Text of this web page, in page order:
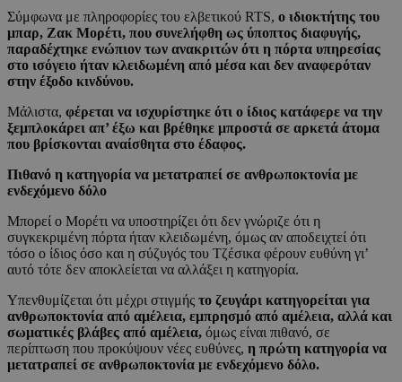
Σύμφωνα με πληροφορίες του ελβετικού RTS, ο ιδιοκτήτης του
μπαρ, Ζακ Μορέτι, που συνελήφθη ως ύποπτος διαφυγής,
παραδέχτηκε ενώπιον των ανακριτών ότι η πόρτα υπηρεσίας
στο ισόγειο ήταν κλειδωμένη από μέσα και δεν αναφερόταν
στην έξοδο κινδύνου.
Μάλιστα, φέρεται να ισχυρίστηκε ότι ο ίδιος κατάφερε να την
ξεμπλοκάρει απ’ έξω και βρέθηκε μπροστά σε αρκετά άτομα
που βρίσκονται αναίσθητα στο έδαφος.
Πιθανό η κατηγορία να μετατραπεί σε ανθρωποκτονία με
ενδεχόμενο δόλο
Μπορεί ο Μορέτι να υποστηρίζει ότι δεν γνώριζε ότι η
συγκεκριμένη πόρτα ήταν κλειδωμένη, όμως αν αποδειχτεί ότι
τόσο ο ίδιος όσο και η σύζυγός του Τζέσικα φέρουν ευθύνη γι’
αυτό τότε δεν αποκλείεται να αλλάξει η κατηγορία.
Υπενθυμίζεται ότι μέχρι στιγμής το ζευγάρι κατηγορείται για
ανθρωποκτονία από αμέλεια, εμπρησμό από αμέλεια, αλλά και
σωματικές βλάβες από αμέλεια, όμως είναι πιθανό, σε
περίπτωση που προκύψουν νέες ευθύνες, η πρώτη κατηγορία να
μετατραπεί σε ανθρωποκτονία με ενδεχόμενο δόλο.